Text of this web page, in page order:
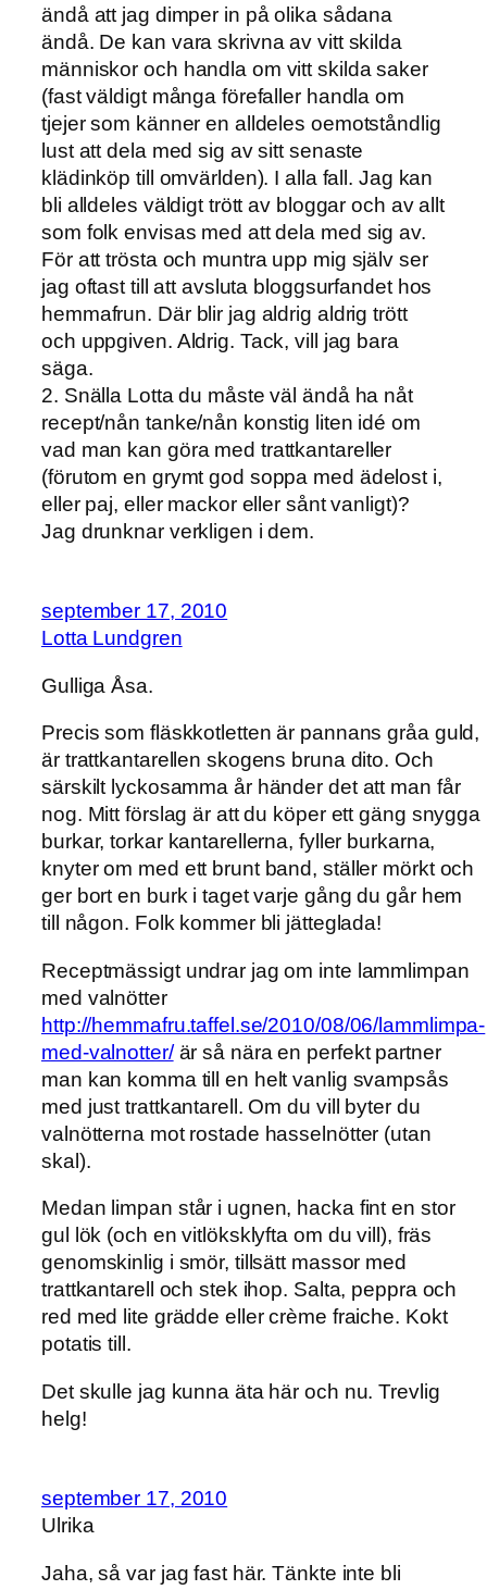
ändå att jag dimper in på olika sådana
ändå. De kan vara skrivna av vitt skilda
människor och handla om vitt skilda saker
(fast väldigt många förefaller handla om
tjejer som känner en alldeles oemotståndlig
lust att dela med sig av sitt senaste
klädinköp till omvärlden). I alla fall. Jag kan
bli alldeles väldigt trött av bloggar och av allt
som folk envisas med att dela med sig av.
För att trösta och muntra upp mig själv ser
jag oftast till att avsluta bloggsurfandet hos
hemmafrun. Där blir jag aldrig aldrig trött
och uppgiven. Aldrig. Tack, vill jag bara
säga.
2. Snälla Lotta du måste väl ändå ha nåt
recept/nån tanke/nån konstig liten idé om
vad man kan göra med trattkantareller
(förutom en grymt god soppa med ädelost i,
eller paj, eller mackor eller sånt vanligt)?
Jag drunknar verkligen i dem.
september 17, 2010
Lotta Lundgren
Gulliga Åsa.
Precis som fläskkotletten är pannans gråa guld,
är trattkantarellen skogens bruna dito. Och
särskilt lyckosamma år händer det att man får
nog. Mitt förslag är att du köper ett gäng snygga
burkar, torkar kantarellerna, fyller burkarna,
knyter om med ett brunt band, ställer mörkt och
ger bort en burk i taget varje gång du går hem
till någon. Folk kommer bli jätteglada!
Receptmässigt undrar jag om inte lammlimpan
med valnötter
http://hemmafru.taffel.se/2010/08/06/lammlimpa-
med-valnotter/är så nära en perfekt partner
man kan komma till en helt vanlig svampsås
med just trattkantarell. Om du vill byter du
valnötterna mot rostade hasselnötter (utan
skal).
Medan limpan står i ugnen, hacka fint en stor
gul lök (och en vitlöksklyfta om du vill), fräs
genomskinlig i smör, tillsätt massor med
trattkantarell och stek ihop. Salta, peppra och
red med lite grädde eller crème fraiche. Kokt
potatis till.
Det skulle jag kunna äta här och nu. Trevlig
helg!
september 17, 2010
Ulrika
Jaha, så var jag fast här. Tänkte inte bli